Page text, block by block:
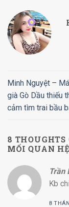
Minh Nguyệt –
già Gò Dầu thiếu
cảm tìm trai bầu
8 THOUGHTS
MỐI QUAN
Trần
Kb
8